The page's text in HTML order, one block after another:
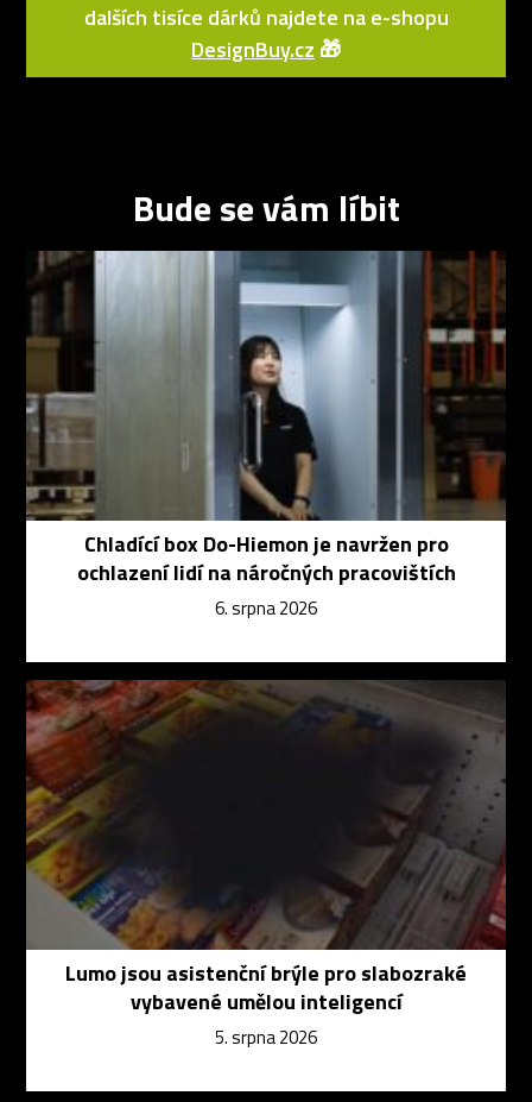
dalších tisíce dárků najdete na e-shopu
DesignBuy.cz 🎁
Bude se vám líbit
Chladící box Do-Hiemon je navržen pro
ochlazení lidí na náročných pracovištích
6. srpna 2026
Lumo jsou asistenční brýle pro slabozraké
vybavené umělou inteligencí
5. srpna 2026